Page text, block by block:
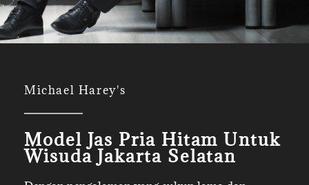
Michael Harey's
Model Jas Pria Hitam Untuk
Wisuda Jakarta Selatan